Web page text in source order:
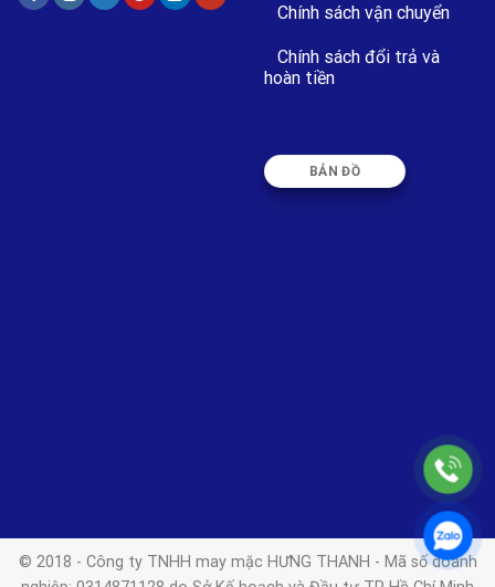
Chính sách vận chuyển
Chính sách đổi trả và
hoàn tiền
BẢN ĐỒ
© 2018 - Công ty TNHH may mặc HƯNG THANH - Mã số doanh